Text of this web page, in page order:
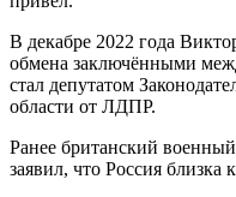
В декабре 2022 года
обмена заключёнными
стал депутатом
области от ЛДПР.
Ранее британский
заявил, что Россия